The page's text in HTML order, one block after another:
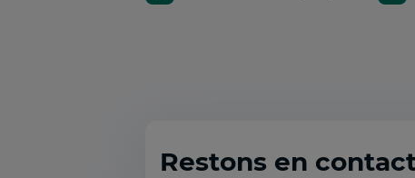
Restons en